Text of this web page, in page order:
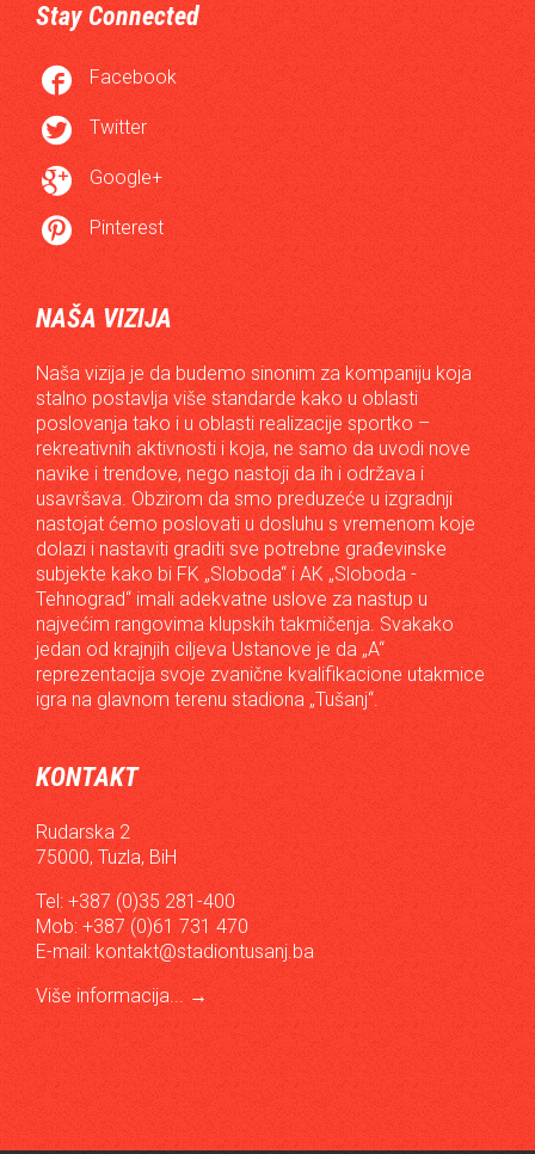
Stay Connected
 Facebook
 Twitter
 Google+
 Pinterest
NAŠA VIZIJA
Naša vizija je da budemo sinonim za kompaniju koja
stalno postavlja više standarde kako u oblasti
poslovanja tako i u oblasti realizacije sportko –
rekreativnih aktivnosti i koja, ne samo da uvodi nove
navike i trendove, nego nastoji da ih i održava i
usavršava. Obzirom da smo preduzeće u izgradnji
nastojat ćemo poslovati u dosluhu s vremenom koje
dolazi i nastaviti graditi sve potrebne građevinske
subjekte kako bi FK „Sloboda“ i AK „Sloboda -
Tehnograd“ imali adekvatne uslove za nastup u
najvećim rangovima klupskih takmičenja. Svakako
jedan od krajnjih ciljeva Ustanove je da „A“
reprezentacija svoje zvanične kvalifikacione utakmice
igra na glavnom terenu stadiona „Tušanj“.
KONTAKT
Rudarska 2
75000, Tuzla, BiH
Tel: +387 (0)35 281-400
Mob: +387 (0)61 731 470
E-mail: kontakt@stadiontusanj.ba
Više informacija... →